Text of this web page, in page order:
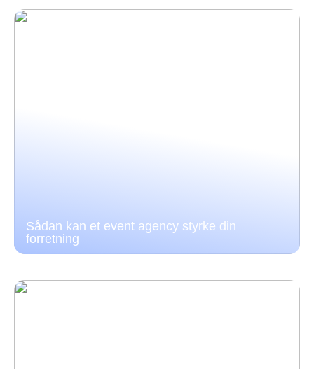
Sådan kan et event agency styrke din
forretning